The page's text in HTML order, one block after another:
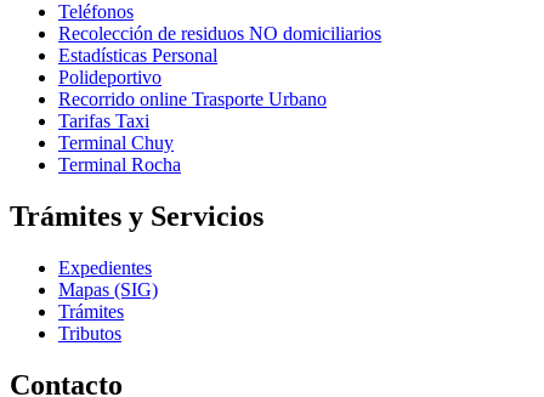
Teléfonos
Recolección de residuos NO domiciliarios
Estadísticas Personal
Polideportivo
Recorrido online Trasporte Urbano
Tarifas Taxi
Terminal Chuy
Terminal Rocha
Trámites y Servicios
Expedientes
Mapas (SIG)
Trámites
Tributos
Contacto